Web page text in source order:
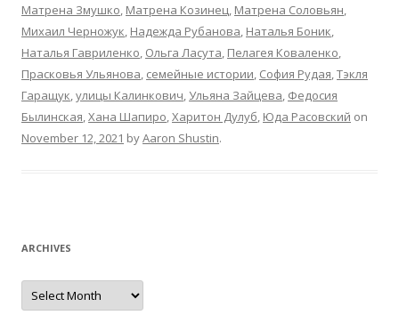
Матрена Змушко, Матрена Козинец, Матрена Соловьян,
Михаил Черножук, Надежда Рубанова, Наталья Боник,
Наталья Гавриленко, Ольга Ласута, Пелагея Коваленко,
Прасковья Ульянова, семейные истории, София Рудая,Тэкля
Гаращук,улицы Калинкович,Ульяна Зайцева, Федосия
Былинская,Хана Шапиро,Харитон Дулуб, Юда Расовский on
November 12, 2021 byAaron Shustin.
ARCHIVES
Archives